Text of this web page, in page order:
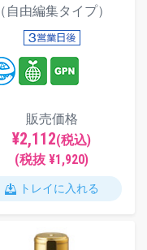
（自由編集タイプ）
販売価格
¥2,112(税込)
(税抜 ¥1,920)
トレイに入れる